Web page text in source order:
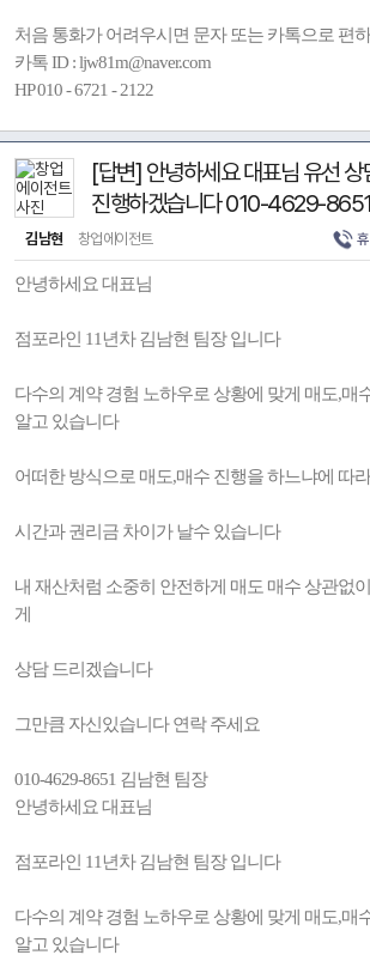
처음 통화가 어려우시면 문자 또는 카톡으로 편
카톡 ID : ljw81m@naver.com
HP 010 - 6721 - 2122
[답변] 안녕하세요 대표님 유선 상
진행하겠습니다 010-4629-
김남현 창업에이전트
안녕하세요 대표님
점포라인 11년차 김남현 팀장 입니다
다수의 계약 경험 노하우로 상황에 맞게 매도,매
알고 있습니다
어떠한 방식으로 매도,매수 진행을 하느냐에 따
시간과 권리금 차이가 날수 있습니다
내 재산처럼 소중히 안전하게 매도 매수 상관없
게
상담 드리겠습니다
그만큼 자신있습니다 연락 주세요
010-4629-8651 김남현 팀장
안녕하세요 대표님
점포라인 11년차 김남현 팀장 입니다
다수의 계약 경험 노하우로 상황에 맞게 매도,매
알고 있습니다